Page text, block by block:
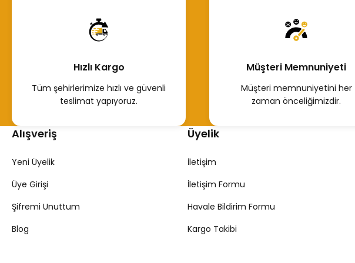
Hemen İncele
Hızlı Kargo
Tüm şehirlerimize hızlı ve güvenli
teslimat yapıyoruz.
Müşteri Memnuniyeti
Müşteri memnuniyetini her
zaman önceliğimizdir.
Alışveriş
Yeni Üyelik
Üye Girişi
Şifremi Unuttum
Blog
Üyelik
İletişim
İletişim Formu
Havale Bildirim Formu
Kargo Takibi